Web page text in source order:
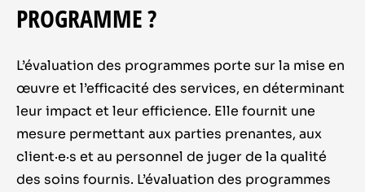
PROGRAMME ?
L’évaluation des programmes porte sur la mise en
œuvre et l’efficacité des services, en déterminant
leur impact et leur efficience. Elle fournit une
mesure permettant aux parties prenantes, aux
client·e·s et au personnel de juger de la qualité
des soins fournis. L’évaluation des programmes